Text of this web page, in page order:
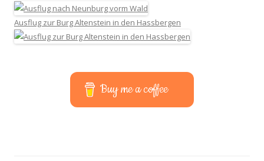
Ausflug zur Burg Altenstein in den Hassbergen
Buy me a coffee